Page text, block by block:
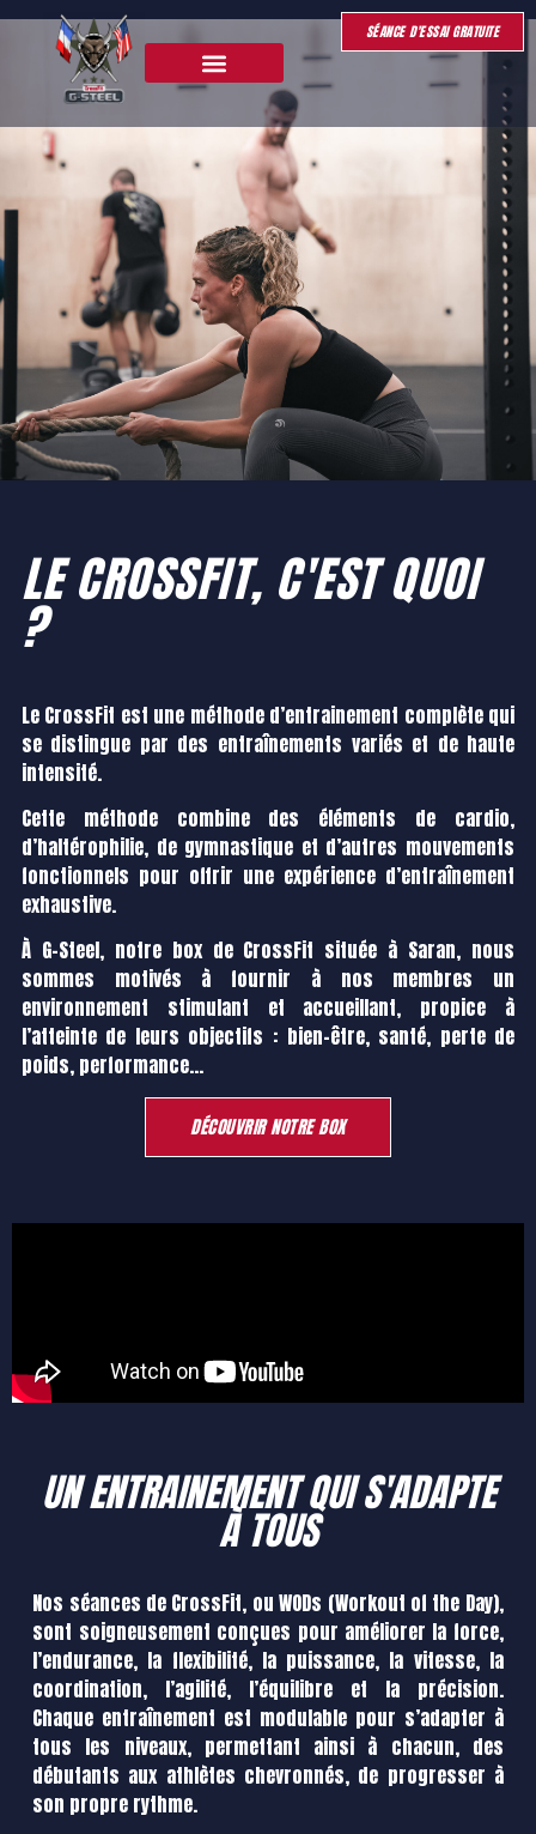
SÉANCE D'ESSAI GRATUITE
LE CROSSFIT, C'EST QUOI
?
Le CrossFit est une méthode d’entrainement complète qui
se distingue par des entraînements variés et de haute
intensité.
Cette méthode combine des éléments de cardio,
d’haltérophilie, de gymnastique et d’autres mouvements
fonctionnels pour offrir une expérience d’entraînement
exhaustive.
À G-Steel, notre box de CrossFit située à Saran, nous
sommes motivés à fournir à nos membres un
environnement stimulant et accueillant, propice à
l’atteinte de leurs objectifs : bien-être, santé, perte de
poids, performance…
DÉCOUVRIR NOTRE BOX
UN ENTRAINEMENT QUI S'ADAPTE
À TOUS
Nos séances de CrossFit, ou WODs (Workout of the Day),
sont soigneusement conçues pour améliorer la force,
l’endurance, la flexibilité, la puissance, la vitesse, la
coordination, l’agilité, l’équilibre et la précision.
Chaque entraînement est modulable pour s’adapter à
tous les niveaux, permettant ainsi à chacun, des
débutants aux athlètes chevronnés, de progresser à
son propre rythme.